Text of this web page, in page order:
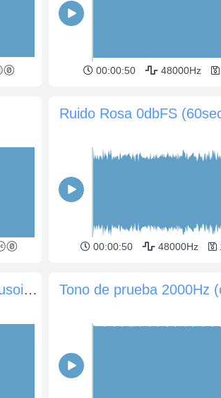
00:00:50 48000Hz
Ruido Rosa 0dbFS
00:00:50 48000Hz
Tono de prueba 1000Hz (onda sinusoidal) 0dB (60 seg)